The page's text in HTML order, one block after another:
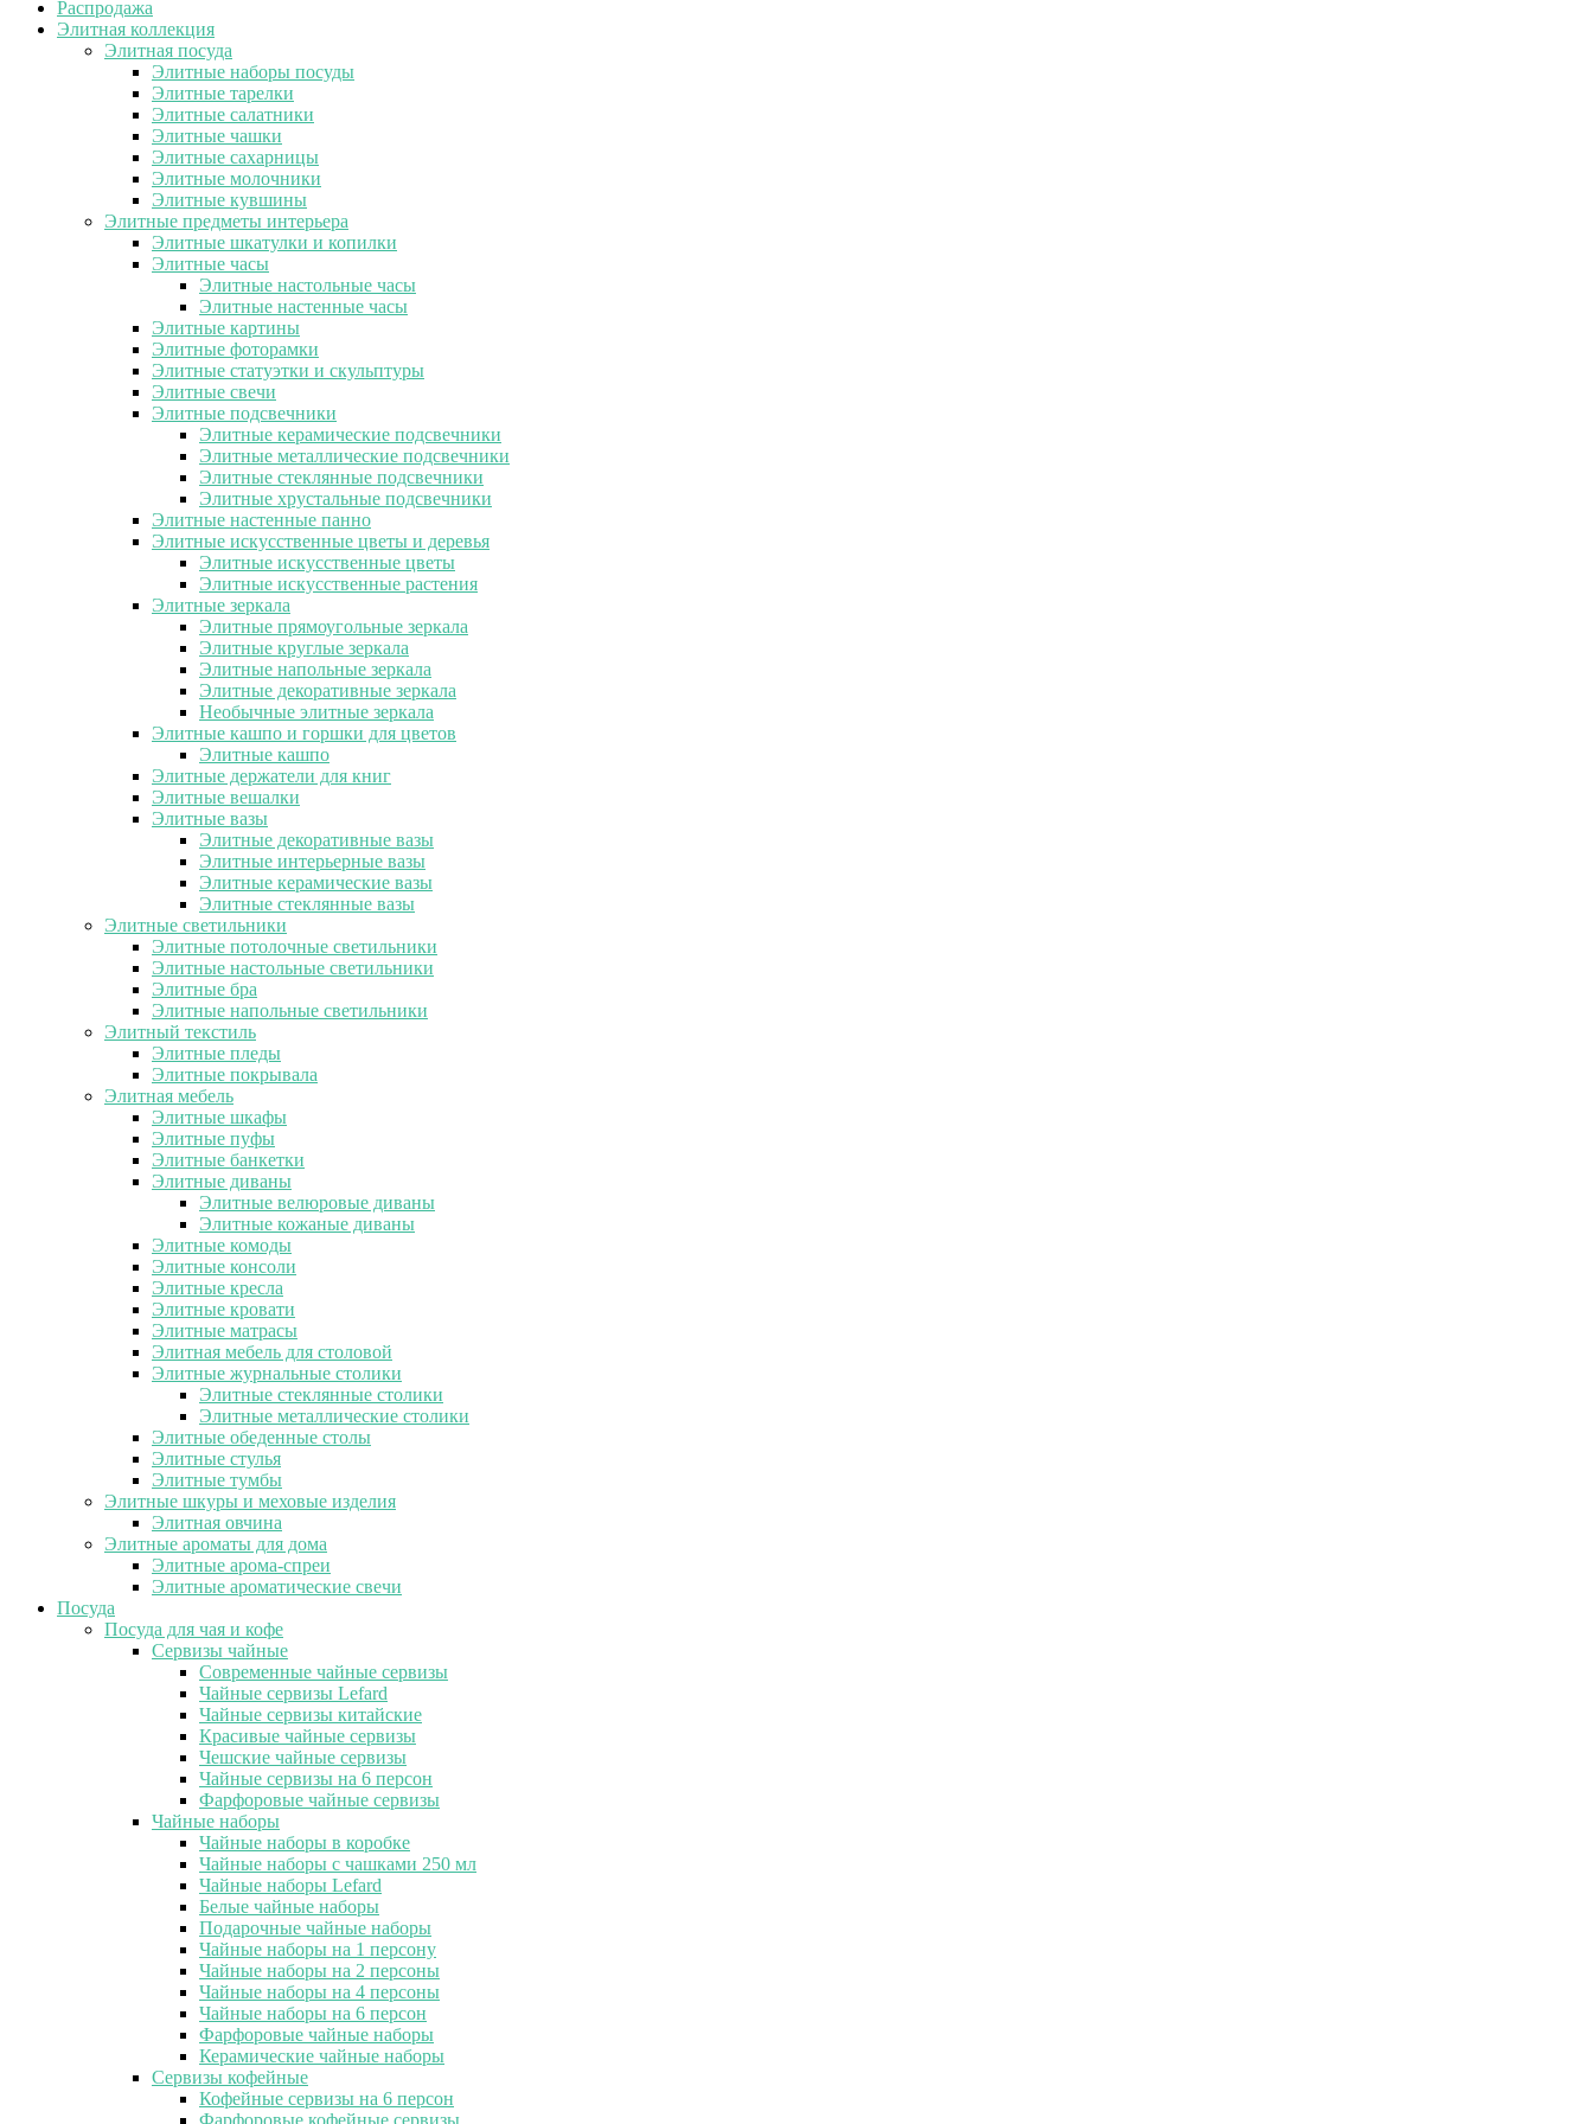
Распродажа
Элитная коллекция
Элитная посуда
Элитные наборы посуды
Элитные тарелки
Элитные салатники
Элитные чашки
Элитные сахарницы
Элитные молочники
Элитные кувшины
Элитные предметы интерьера
Элитные шкатулки и копилки
Элитные часы
Элитные настольные часы
Элитные настенные часы
Элитные картины
Элитные фоторамки
Элитные статуэтки и скульптуры
Элитные свечи
Элитные подсвечники
Элитные керамические подсвечники
Элитные металлические подсвечники
Элитные стеклянные подсвечники
Элитные хрустальные подсвечники
Элитные настенные панно
Элитные искусственные цветы и деревья
Элитные искусственные цветы
Элитные искусственные растения
Элитные зеркала
Элитные прямоугольные зеркала
Элитные круглые зеркала
Элитные напольные зеркала
Элитные декоративные зеркала
Необычные элитные зеркала
Элитные кашпо и горшки для цветов
Элитные кашпо
Элитные держатели для книг
Элитные вешалки
Элитные вазы
Элитные декоративные вазы
Элитные интерьерные вазы
Элитные керамические вазы
Элитные стеклянные вазы
Элитные светильники
Элитные потолочные светильники
Элитные настольные светильники
Элитные бра
Элитные напольные светильники
Элитный текстиль
Элитные пледы
Элитные покрывала
Элитная мебель
Элитные шкафы
Элитные пуфы
Элитные банкетки
Элитные диваны
Элитные велюровые диваны
Элитные кожаные диваны
Элитные комоды
Элитные консоли
Элитные кресла
Элитные кровати
Элитные матрасы
Элитная мебель для столовой
Элитные журнальные столики
Элитные стеклянные столики
Элитные металлические столики
Элитные обеденные столы
Элитные стулья
Элитные тумбы
Элитные шкуры и меховые изделия
Элитная овчина
Элитные ароматы для дома
Элитные арома-спреи
Элитные ароматические свечи
Посуда
Посуда для чая и кофе
Сервизы чайные
Современные чайные сервизы
Чайные сервизы Lefard
Чайные сервизы китайские
Красивые чайные сервизы
Чешские чайные сервизы
Чайные сервизы на 6 персон
Фарфоровые чайные сервизы
Чайные наборы
Чайные наборы в коробке
Чайные наборы с чашками 250 мл
Чайные наборы Lefard
Белые чайные наборы
Подарочные чайные наборы
Чайные наборы на 1 персону
Чайные наборы на 2 персоны
Чайные наборы на 4 персоны
Чайные наборы на 6 персон
Фарфоровые чайные наборы
Керамические чайные наборы
Сервизы кофейные
Кофейные сервизы на 6 персон
Фарфоровые кофейные сервизы